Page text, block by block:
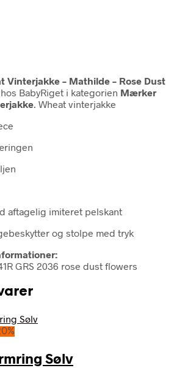
Vinterjakke – Mathilde – Rose Dust
hos BabyRiget i kategorien Mærker
. Wheat vinterjakke
aftagelig imiteret pelskant
og stolpe med tryk
GRS 2036 rose dust flowers
Sølv